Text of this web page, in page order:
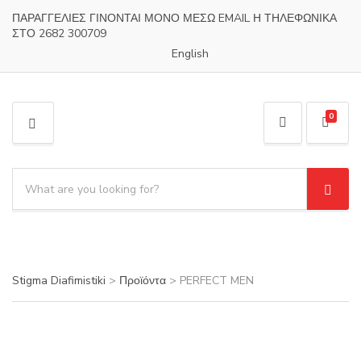
ΠΑΡΑΓΓΕΛΙΕΣ ΓΙΝΟΝΤΑΙ ΜΟΝΟ ΜΕΣΩ EMAIL Η ΤΗΛΕΦΩΝΙΚΑ
ΣΤΟ 2682 300709
English
M
E
N
U
a
o
r
a
p
r
S
e
0
Stigma Diafimistiki > Προϊόντα > PERFECT MEN